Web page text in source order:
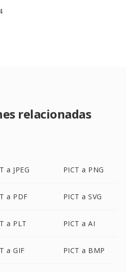
relacionadas
a JPEG PICT a PNG
a PDF PICT a SVG
a PLT PICT a AI
a GIF PICT a BMP